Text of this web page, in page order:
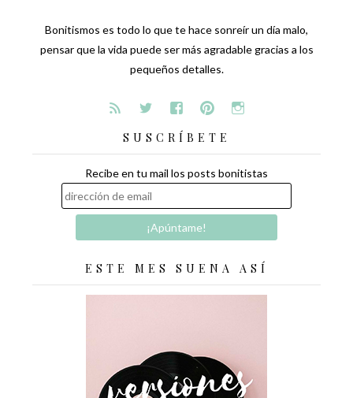
Bonitismos es todo lo que te hace sonreír un día malo,
pensar que la vida puede ser más agradable gracias a los
pequeños detalles.
SUSCRÍBETE
Recibe en tu mail los posts bonitistas
ESTE MES SUENA ASÍ